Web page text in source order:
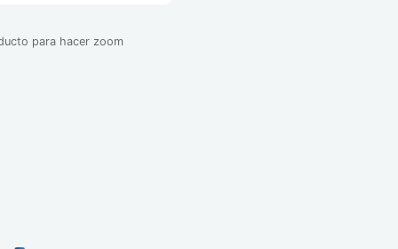
para hacer zoom